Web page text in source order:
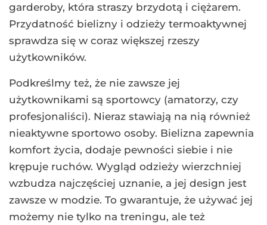
garderoby, która straszy brzydotą i ciężarem.
Przydatność bielizny i odzieży termoaktywnej
sprawdza się w coraz większej rzeszy
użytkowników.
Podkreślmy też, że nie zawsze jej
użytkownikami są sportowcy (amatorzy, czy
profesjonaliści). Nieraz stawiają na nią również
nieaktywne sportowo osoby. Bielizna zapewnia
komfort życia, dodaje pewności siebie i nie
krępuje ruchów. Wygląd odzieży wierzchniej
wzbudza najczęściej uznanie, a jej design jest
zawsze w modzie. To gwarantuje, że używać jej
możemy nie tylko na treningu, ale też